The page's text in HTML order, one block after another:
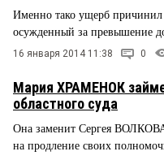
Именно тако ущерб
осужденный за превышение
16 января 2014 11:38 0
Мария ХРАМЕНОК
областного суда
Она заменит Сергея
на продление своих